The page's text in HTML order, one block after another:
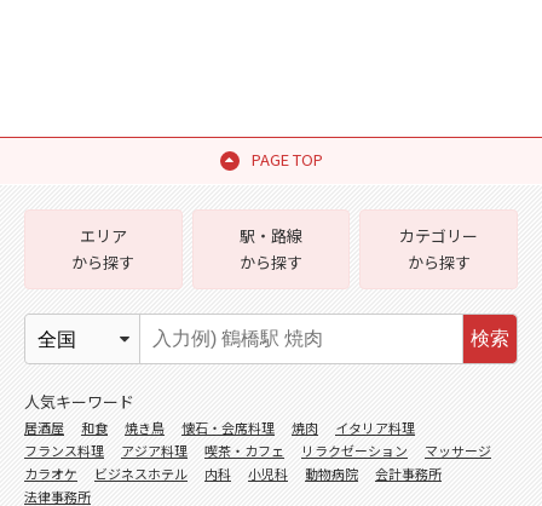
PAGE TOP
エリア
から探す
駅・路線
から探す
カテゴリー
から探す
検索
人気キーワード
居酒屋 和食 焼き鳥 懐石・会席料理 焼肉
イタリア料理
フランス料理
アジア料理 喫茶・カフェ リラクゼーション
マッサージ
カラオケ
ビジネスホテル 内科 小児科 動物病院
会計事務所
法律事務所